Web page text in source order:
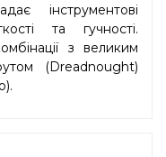
інструментові
та гучності.
з великим
(Dreadnought)